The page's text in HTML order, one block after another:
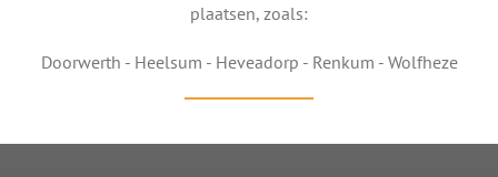
plaatsen, zoals:
Doorwerth - Heelsum - Heveadorp - Renkum - Wolfheze